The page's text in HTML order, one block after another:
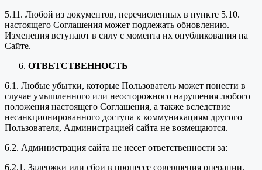
5.11. Любой из документов, перечисленных в пункте 5.10.
настоящего Соглашения может подлежать обновлению.
Изменения вступают в силу с момента их опубликования на
Сайте.
ОТВЕТСТВЕННОСТЬ
6.1. Любые убытки, которые Пользователь может понести в
случае умышленного или неосторожного нарушения любого
положения настоящего Соглашения, а также вследствие
несанкционированного доступа к коммуникациям другого
Пользователя, Администрацией сайта не возмещаются.
6.2. Администрация сайта не несет ответственности за:
6.2.1. Задержки или сбои в процессе совершения операции,